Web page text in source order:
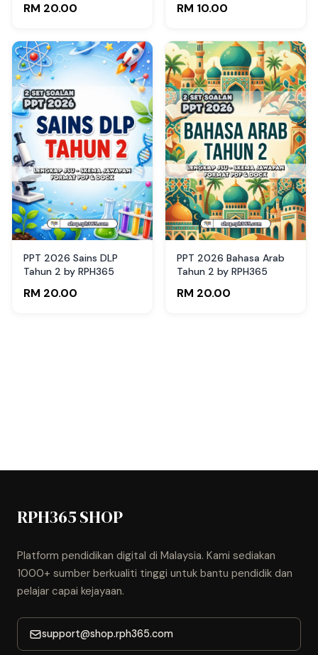
RM 20.00 RM 10.00
PPT 2026 Sains DLP
Tahun 2 by RPH365
RM 20.00
PPT 2026 Bahasa Arab
Tahun 2 by RPH365
RM 20.00
RPH365 SHOP
Platform pendidikan digital di Malaysia. Kami sediakan
1000+ sumber berkualiti tinggi untuk bantu pendidik dan
pelajar capai kejayaan.
support@shop.rph365.com